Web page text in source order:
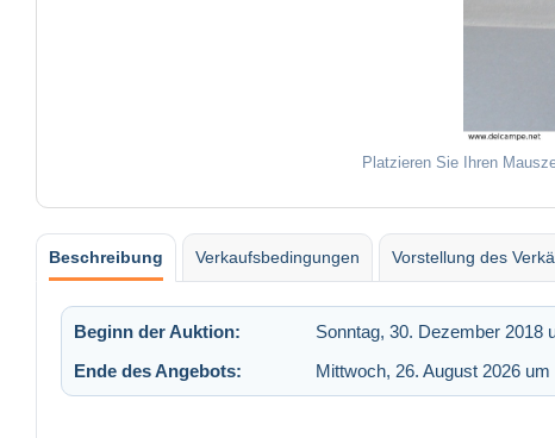
Platzieren Sie Ihren
Beschreibung Verkaufsbedingungen Vorstellung des
Beginn der Auktion: Sonntag, 30. Dezember 2018
Ende des Angebots:
Mittwoch, 26. August 2026 um